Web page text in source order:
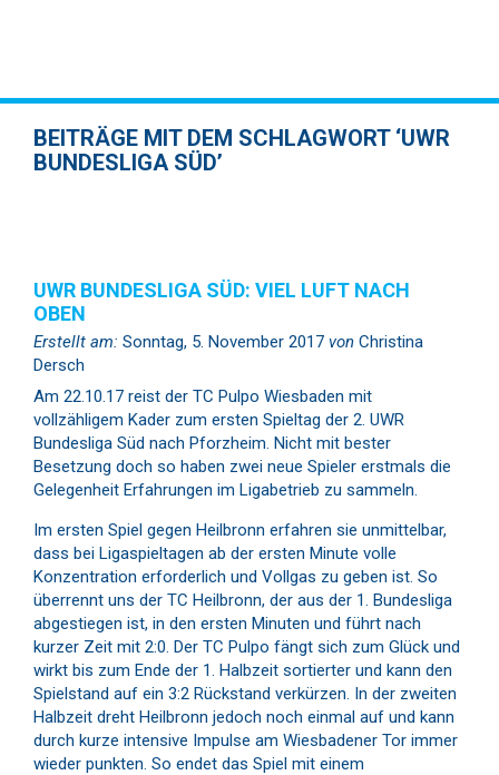
BEITRÄGE MIT DEM SCHLAGWORT ‘UWR
BUNDESLIGA SÜD’
UWR BUNDESLIGA SÜD: VIEL LUFT NACH
OBEN
Erstellt am: Sonntag, 5. November 2017 von Christina
Dersch
Am 22.10.17 reist der TC Pulpo Wiesbaden mit
vollzähligem Kader zum ersten Spieltag der 2. UWR
Bundesliga Süd nach Pforzheim. Nicht mit bester
Besetzung doch so haben zwei neue Spieler erstmals die
Gelegenheit Erfahrungen im Ligabetrieb zu sammeln.
Im ersten Spiel gegen Heilbronn erfahren sie unmittelbar,
dass bei Ligaspieltagen ab der ersten Minute volle
Konzentration erforderlich und Vollgas zu geben ist. So
überrennt uns der TC Heilbronn, der aus der 1. Bundesliga
abgestiegen ist, in den ersten Minuten und führt nach
kurzer Zeit mit 2:0. Der TC Pulpo fängt sich zum Glück und
wirkt bis zum Ende der 1. Halbzeit sortierter und kann den
Spielstand auf ein 3:2 Rückstand verkürzen. In der zweiten
Halbzeit dreht Heilbronn jedoch noch einmal auf und kann
durch kurze intensive Impulse am Wiesbadener Tor immer
wieder punkten. So endet das Spiel mit einem